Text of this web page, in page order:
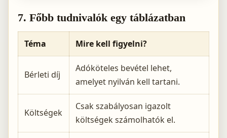
7. Főbb tudnivalók egy táblázatban
Téma Mire kell figyelni?
Bérleti díj
Adóköteles bevétel lehet,
amelyet nyilván kell tartani.
Költségek
Csak szabályosan igazolt
költségek számolhatók el.